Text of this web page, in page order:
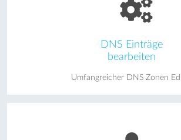
DNS Einträge
bearbeiten
Umfangreicher DNS Zonen